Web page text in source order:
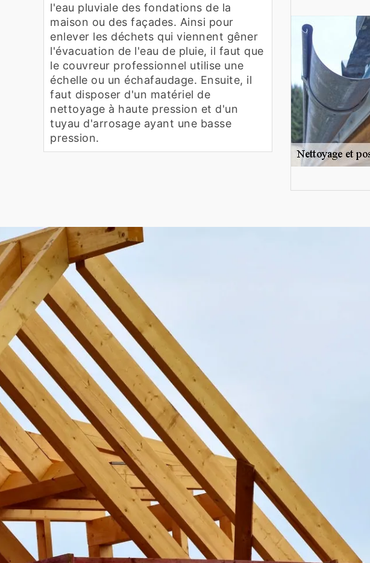
l'eau pluviale des fondations de la
maison ou des façades. Ainsi pour
enlever les déchets qui viennent gêner
l'évacuation de l'eau de pluie, il faut que
le couvreur professionnel utilise une
échelle ou un échafaudage. Ensuite, il
faut disposer d'un matériel de
nettoyage à haute pression et d'un
tuyau d'arrosage ayant une basse
pression.